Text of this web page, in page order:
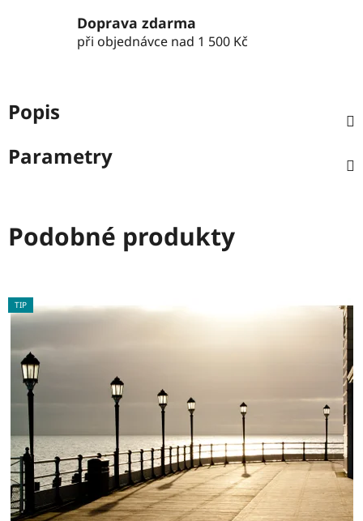
Doprava zdarma
při objednávce nad 1 500 Kč
Popis
Parametry
Podobné produkty
TIP